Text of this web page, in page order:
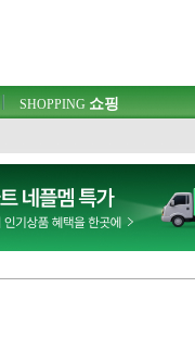
SHOPPING 쇼핑